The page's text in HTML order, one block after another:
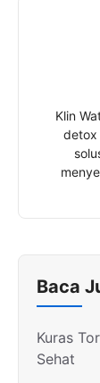
Klin
detox
Baca
Kuras
Sehat